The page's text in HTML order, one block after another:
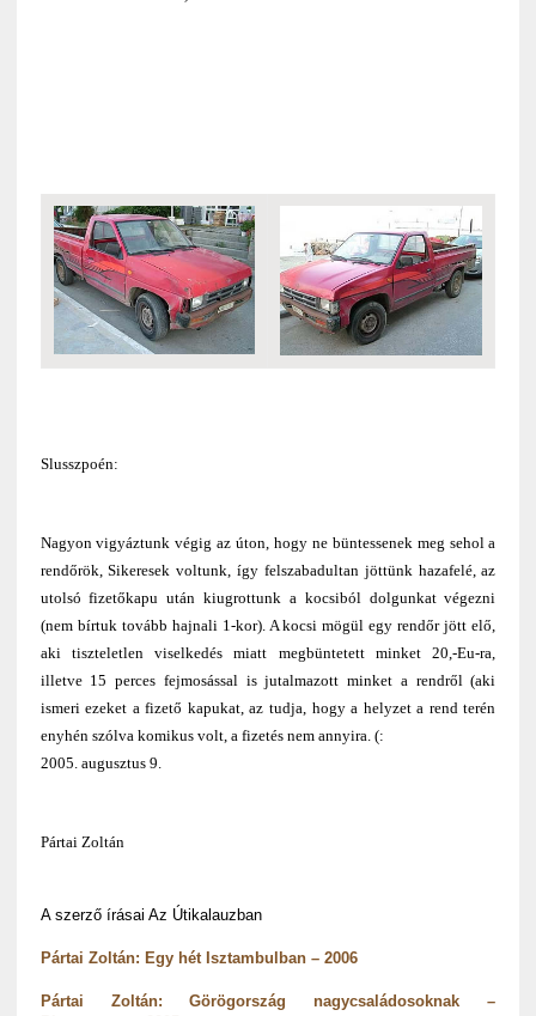
Slusszpoén:
Nagyon vigyáztunk végig az úton, hogy ne büntessenek meg sehol a
rendőrök, Sikeresek voltunk, így felszabadultan jöttünk hazafelé, az
utolsó fizetőkapu után kiugrottunk a kocsiból dolgunkat végezni
(nem bírtuk tovább hajnali 1-kor). A kocsi mögül egy rendőr jött elő,
aki tiszteletlen viselkedés miatt megbüntetett minket 20,-Eu-ra,
illetve 15 perces fejmosással is jutalmazott minket a rendről (aki
ismeri ezeket a fizető kapukat, az tudja, hogy a helyzet a rend terén
enyhén szólva komikus volt, a fizetés nem annyira. (:
2005. augusztus 9.
Pártai Zoltán
A szerző írásai Az Útikalauzban
Pártai Zoltán: Egy hét Isztambulban – 2006
Pártai Zoltán: Görögország nagycsaládosoknak –